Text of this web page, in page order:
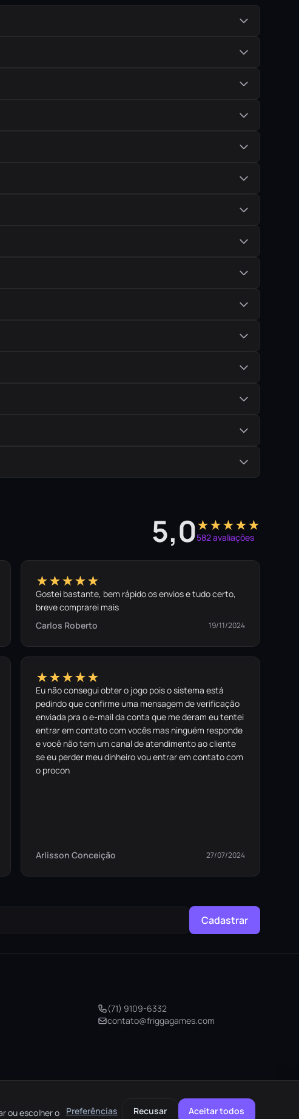
5,0★★★★★
582 avaliações
★★★★★
Gostei bastante, bem rápido os envios e tudo certo,
breve comprarei mais
Carlos Roberto
19/11/2024
★★★★★
Eu não consegui obter o jogo pois o sistema está
pedindo que confirme uma mensagem de verificação
enviada pra o e-mail da conta que me deram eu tentei
entrar em contato com vocês mas ninguém responde
e você não tem um canal de atendimento ao cliente
se eu perder meu dinheiro vou entrar em contato com
o procon
Arlisson Conceição 27/07/2024
Cadastrar
(71) 9109-6332
contato@friggagames.com
elo HIPER AMEX M. Pago
ou escolher o Preferências Recusar Aceitar todos